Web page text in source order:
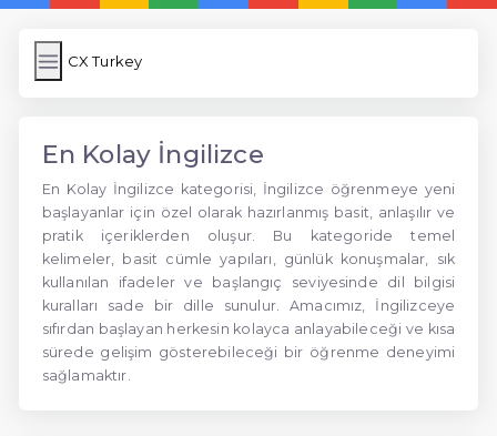
CX Turkey
En Kolay İngilizce
En Kolay İngilizce kategorisi, İngilizce öğrenmeye yeni
başlayanlar için özel olarak hazırlanmış basit, anlaşılır ve
pratik içeriklerden oluşur. Bu kategoride temel
kelimeler, basit cümle yapıları, günlük konuşmalar, sık
kullanılan ifadeler ve başlangıç seviyesinde dil bilgisi
kuralları sade bir dille sunulur. Amacımız, İngilizceye
sıfırdan başlayan herkesin kolayca anlayabileceği ve kısa
sürede gelişim gösterebileceği bir öğrenme deneyimi
sağlamaktır.